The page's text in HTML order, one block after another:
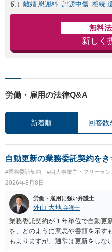
例） 離婚 慰謝料 誹謗中傷 相続
無料
新しく
労働・雇用の法律Q&A
新着順 回答数
自動更新の業務委託契約を
#業務委託契約 #個人事業主・フリーラン
2026年8月8日
労働・雇用に強い弁護士
外山 大地 弁護士
業務委託契約が１年単位で自動更
を、どのように意思や書類を示
もよりますが、通常は更新をしな